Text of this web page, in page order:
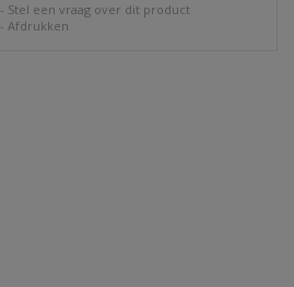
- Stel een vraag over dit product
-Afdrukken